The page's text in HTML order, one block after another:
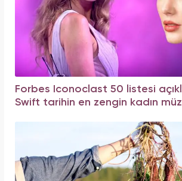
Forbes Iconoclast 50 listesi
Swift tarihin en zengin kadın